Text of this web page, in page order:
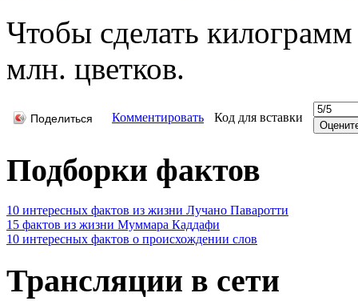
Чтобы сделать
млн. цветков.
Поделиться Комментировать Код для вставки
Подборки фактов
10 интересных фактов из жизни Лучано Паваротти
15 фактов из жизни Муммара Каддафи
10 интересных фактов о происхождении слов
Трансляции в сети